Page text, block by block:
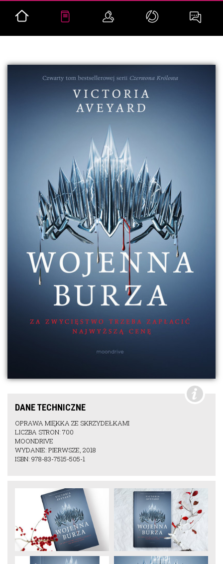
DANE TECHNICZNE
OPRAWA MIĘKKA ZE SKRZYDEŁKAMI
LICZBA STRON: 700
MOONDRIVE
WYDANIE: PIERWSZE, 2018
ISBN: 978-83-7515-505-1